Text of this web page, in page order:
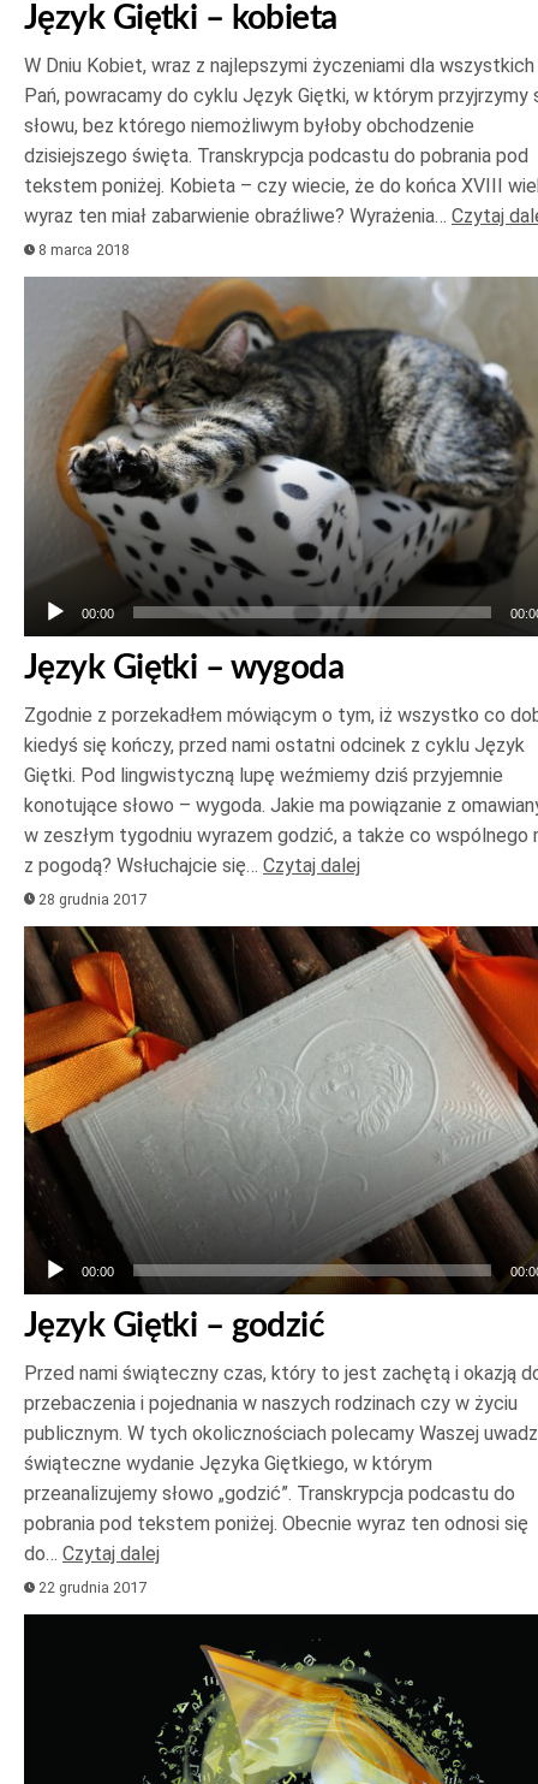
Język Giętki – kobieta
W Dniu Kobiet, wraz z najlepszymi życzeniami dla wszystkich
Pań, powracamy do cyklu Język Giętki, w którym przyjrzymy
słowu, bez którego niemożliwym byłoby obchodzenie
dzisiejszego święta. Transkrypcja podcastu do pobrania pod
tekstem poniżej. Kobieta – czy wiecie, że do końca XVIII
wyraz ten miał zabarwienie obraźliwe? Wyrażenia… Czytaj
8 marca 2018
dźwiękowych
00:00
Język Giętki – wygoda
Zgodnie z porzekadłem mówiącym o tym, iż wszystko co
kiedyś się kończy, przed nami ostatni odcinek z cyklu Język
Giętki. Pod lingwistyczną lupę weźmiemy dziś przyjemnie
konotujące słowo – wygoda. Jakie ma powiązanie z
w zeszłym tygodniu wyrazem godzić, a także co wspólnego
z pogodą? Wsłuchajcie się… Czytaj dalej
28 grudnia 2017
Odtwarzacz
plików
dźwiękowych
00:00
Język Giętki – godzić
Przed nami świąteczny czas, który to jest zachętą i okazją
przebaczenia i pojednania w naszych rodzinach czy w życiu
publicznym. W tych okolicznościach polecamy Waszej
świąteczne wydanie Języka Giętkiego, w którym
przeanalizujemy słowo „godzić”. Transkrypcja podcastu do
pobrania pod tekstem poniżej. Obecnie wyraz ten odnosi się
do… Czytaj dalej
22 grudnia 2017